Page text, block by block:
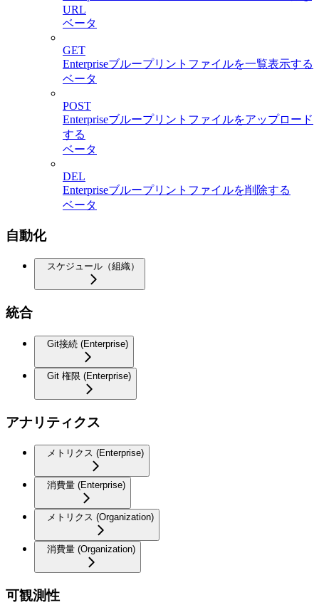
URL
ベータ
GET
Enterpriseブループリントファイルを一覧表示する
ベータ
POST
Enterpriseブループリントファイルをアップロード
する
ベータ
DEL
Enterpriseブループリントファイルを削除する
ベータ
自動化
スケジュール（組織）
統合
Git接続 (Enterprise)
Git 権限 (Enterprise)
アナリティクス
メトリクス (Enterprise)
消費量 (Enterprise)
メトリクス (Organization)
消費量 (Organization)
可観測性